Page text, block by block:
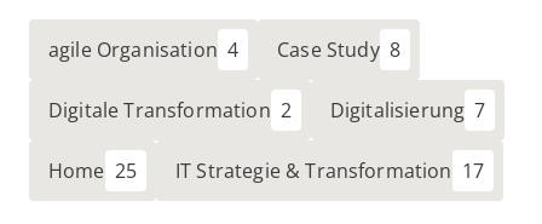
agile Organisation Case Study
Digitale Transformation Digitalisierung
Home IT Strategie & Transformation